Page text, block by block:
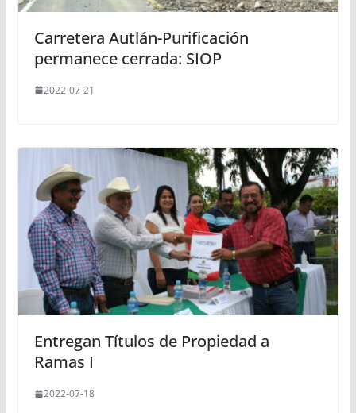
Carretera Autlán-Purificación
permanece cerrada: SIOP
2022-07-21
Entregan Títulos de Propiedad a
Ramas I
2022-07-18